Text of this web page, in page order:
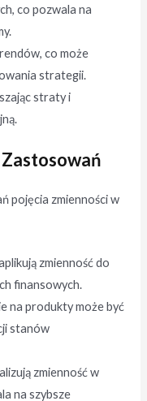
co pozwala na
co może
strategii.
straty i
pojęcia zmienności w
zmienność do
finansowych.
na produkty może być
stanów
zmienność w
na szybsze